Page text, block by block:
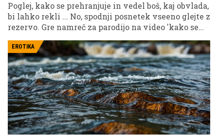
Poglej, kako se prehranjuje in vedel boš, kaj obvlada,
bi lahko rekli ... No, spodnji posnetek vseeno glejte z
rezervo. Gre namreč za parodijo na video 'kako se
nastopajo pornozvezdnice.
EROTIKA